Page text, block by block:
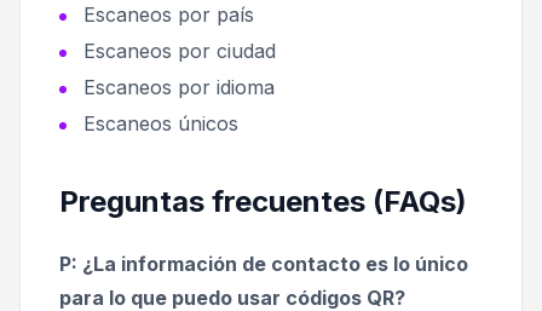
Escaneos por país
Escaneos por ciudad
Escaneos por idioma
Escaneos únicos
Preguntas frecuentes (FAQs)
P: ¿La información de contacto es lo único
para lo que puedo usar códigos QR?